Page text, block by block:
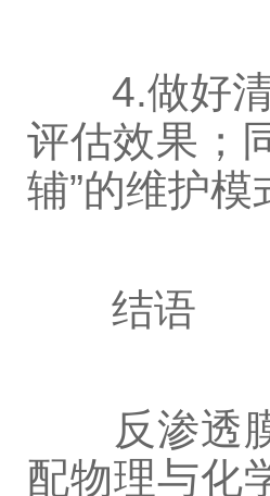
4.做好清
评估效果；
辅”的维护
结语
反渗透膜
配物理与化